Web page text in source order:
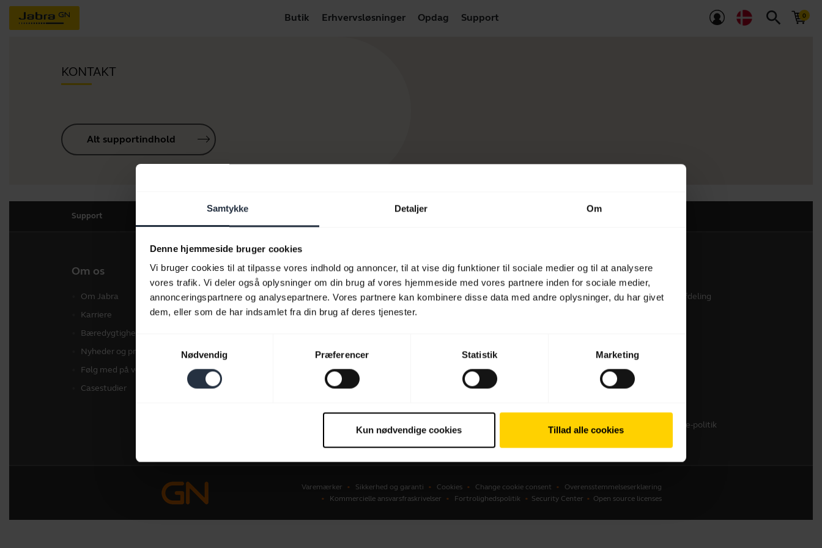
Samtykke Detaljer Om
Denne hjemmeside bruger cookies
Vi bruger cookies til at tilpasse vores indhold og annoncer, til at vise dig funktioner til sociale medier og til at analysere
vores trafik. Vi deler også oplysninger om din brug af vores hjemmeside med vores partnere inden for sociale medier,
annonceringspartnere og analysepartnere. Vores partnere kan kombinere disse data med andre oplysninger, du har givet
dem, eller som de har indsamlet fra din brug af deres tjenester.
Nødvendig
Præferencer Statistik Marketing
Kun nødvendige cookies Tillad alle cookies
Butik Erhvervsløsninger Opdag Support search
KONTAKT
Alt supportindhold
Support
Om os
Om Jabra
Karriere
Bæredygtighed
Nyheder og pressemeddelelser
Følg med på vores blog
Casestudier
Vores produkter
Headset
Speakerphones
Personlige kameraer
Sådan køber du
Forhandlere til Erhverv
Kontakt os
Kontakt vores salgsafdeling
Tilmeld dit produkt
Udviklerprogram
Partnerprogram
Enterprises End-of-Life-politik
Varemærker Sikkerhed og garanti Cookies Change cookie consent
Overensstemmelseserklæring
Kommercielle ansvarsfraskrivelser
Fortrolighedspolitik Security Center Open source licenses